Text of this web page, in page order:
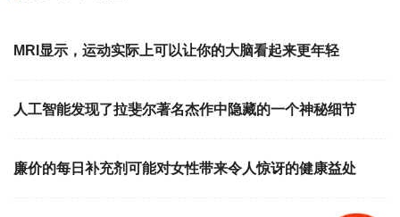
MRI显示，运动实际上可以让你的大脑看起来更年轻
人工智能发现了拉斐尔著名杰作中隐藏的一个神秘细节
廉价的每日补充剂可能对女性带来令人惊讶的健康益处